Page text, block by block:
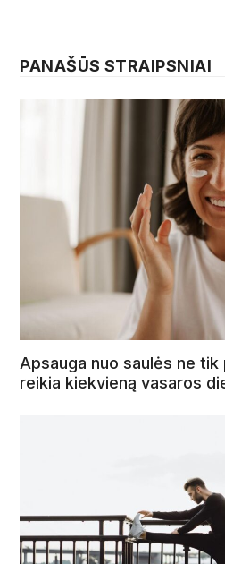
PANAŠŪS STRAIPSNIAI
Apsauga nuo saulės ne
reikia kiekvieną vasaros